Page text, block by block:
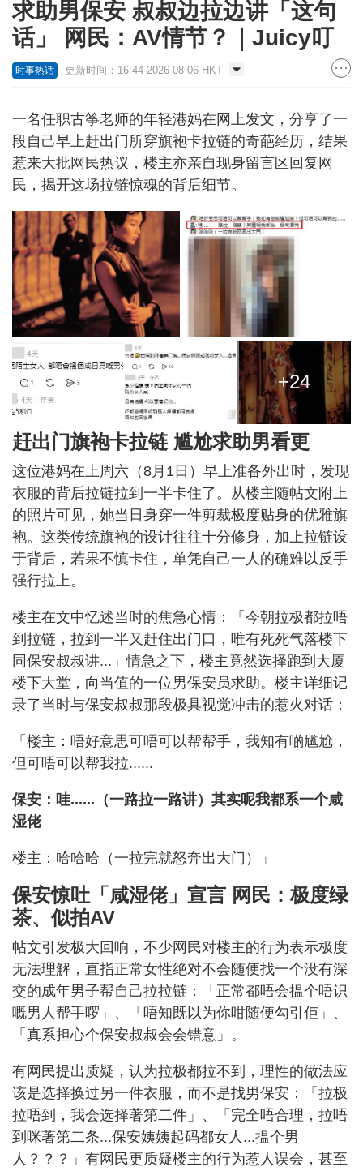
求助男保安 叔叔边拉边讲「这句
话」 网民：AV情节？｜Juicy叮
时事热话 更新时间：16:44 2026-08-06 HKT
一名任职古筝老师的年轻港妈在网上发文，分享了一
段自己早上赶出门所穿旗袍卡拉链的奇葩经历，结果
惹来大批网民热议，楼主亦亲自现身留言区回复网
民，揭开这场拉链惊魂的背后细节。
+24
赶出门旗袍卡拉链 尴尬求助男看更
这位港妈在上周六（8月1日）早上准备外出时，发现
衣服的背后拉链拉到一半卡住了。从楼主随帖文附上
的照片可见，她当日身穿一件剪裁极度贴身的优雅旗
袍。这类传统旗袍的设计往往十分修身，加上拉链设
于背后，若果不慎卡住，单凭自己一人的确难以反手
强行拉上。
楼主在文中忆述当时的焦急心情：「今朝拉极都拉唔
到拉链，拉到一半又赶住出门口，唯有死死气落楼下
同保安叔叔讲...」情急之下，楼主竟然选择跑到大厦
楼下大堂，向当值的一位男保安员求助。楼主详细记
录了当时与保安叔叔那段极具视觉冲击的惹火对话：
「楼主：唔好意思可唔可以帮帮手，我知有啲尴尬，
但可唔可以帮我拉......
保安：哇......（一路拉一路讲）其实呢我都系一个咸
湿佬
楼主：哈哈哈（一拉完就怒奔出大门）」
保安惊吐「咸湿佬」宣言 网民：极度绿
茶、似拍AV
帖文引发极大回响，不少网民对楼主的行为表示极度
无法理解，直指正常女性绝对不会随便找一个没有深
交的成年男子帮自己拉拉链：「正常都唔会揾个唔识
嘅男人帮手啰」、「唔知既以为你咁随便勾引佢」、
「真系担心个保安叔叔会会错意」。
有网民提出质疑，认为拉极都拉不到，理性的做法应
该是选择换过另一件衣服，而不是找男保安：「拉极
拉唔到，我会选择著第二件」、「完全唔合理，拉唔
到咪著第二条...保安姨姨起码都女人...揾个男
人？？？」有网民更质疑楼主的行为惹人误会，甚至